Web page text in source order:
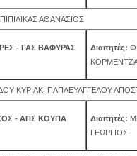
ΑΘΑΝΑΣΙΟΣ
- ΓΑΣ ΒΑΦΥΡΑΣ
Διαιτητές:
ΚΥΡΙΑΚ, ΠΑΠΑΕΥΑΓΓΕΛΟΥ
- ΑΠΣ ΚΟΥΠΑ
Διαιτητές:
ΓΕΩΡΓΙΟΣ